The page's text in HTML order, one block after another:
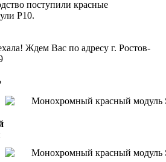
поступили красные
P10.
Ждем Вас по адресу г. Ростов-